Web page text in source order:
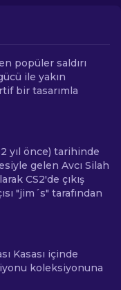
popüler saldırı
ile yakın
bir tasarımla
yıl önce) tarihinde
gelen Avcı Silah
CS2'de çıkış
"jim´s" tarafından
Kasası içinde
koleksiyonuna